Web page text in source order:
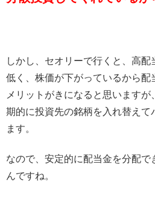
しかし、セオリーで行くと、高
低く、株価が下がっているから配
メリットがきになると思います
期的に投資先の銘柄を入れ替えて
ます。
なので、安定的に配当金を分配で
んですね。